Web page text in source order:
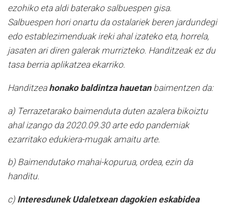
ezohiko eta aldi baterako salbuespen gisa.
Salbuespen hori onartu da ostalariek beren jardundegi
edo establezimenduak ireki ahal izateko eta, horrela,
jasaten ari diren galerak murrizteko. Handitzeak ez du
tasa berria aplikatzea ekarriko.
Handitzea honako baldintza hauetanbaimentzen da:
a) Terrazetarako baimenduta duten azalera bikoiztu
ahal izango da 2020.09.30 arte edo pandemiak
ezarritako edukiera-mugak amaitu arte.
b) Baimendutako mahai-kopurua, ordea, ezin da
handitu.
c) Interesdunek Udaletxean dagokien eskabidea